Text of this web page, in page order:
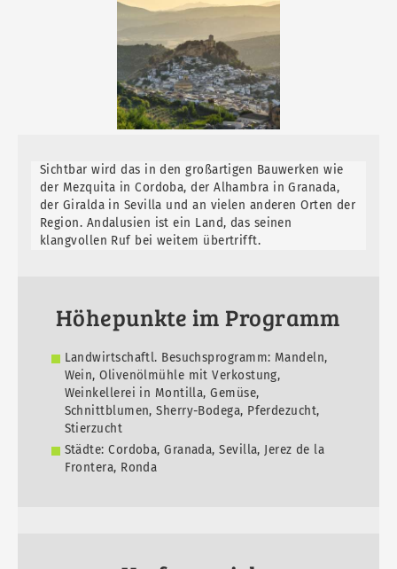
Sichtbar wird das in den großartigen Bauwerken wie
der Mezquita in Cordoba, der Alhambra in Granada,
der Giralda in Sevilla und an vielen anderen Orten der
Region. Andalusien ist ein Land, das seinen
klangvollen Ruf bei weitem übertrifft.
Höhepunkte im Programm
Landwirtschaftl. Besuchsprogramm: Mandeln,
Wein, Olivenölmühle mit Verkostung,
Weinkellerei in Montilla, Gemüse,
Schnittblumen, Sherry-Bodega, Pferdezucht,
Stierzucht
Städte: Cordoba, Granada, Sevilla, Jerez de la
Frontera, Ronda